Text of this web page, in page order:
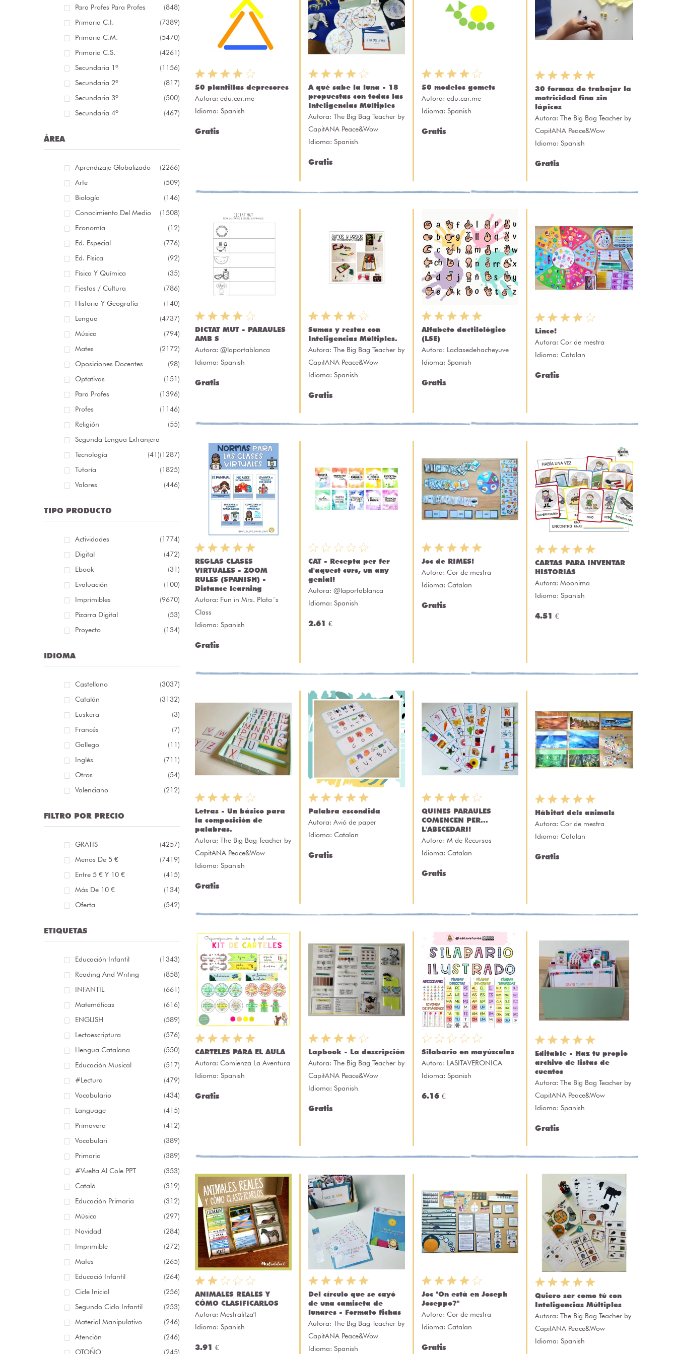
Para Profes Para Profes
(848)
Primaria C.I.
(7389)
Primaria C.M.
(5470)
Primaria C.S.
(4261)
Secundaria 1º
(1156)
Secundaria 2º
(817)
Secundaria 3º
(500)
Secundaria 4º
(467)
ÁREA
Aprendizaje Globalizado
(2266)
Arte
(509)
Biología
(146)
Conocimiento Del Medio
(1508)
Economía
(12)
Ed. Especial
(776)
Ed. Física
(92)
Física Y Química
(35)
Fiestas / Cultura
(786)
Historia Y Geografía
(140)
Lengua
(4737)
Música
(794)
Mates
(2172)
Oposiciones Docentes
(98)
Optativas
(151)
Para Profes
(1396)
Profes
(1146)
Religión
(55)
Segunda Lengua Extranjera
(1287)
Tecnología
(41)
Tutoría
(1825)
Valores
(446)
TIPO PRODUCTO
Actividades
(1774)
Digital
(472)
Ebook
(31)
Evaluación
(100)
Imprimibles
(9670)
Pizarra Digital
(53)
Proyecto
(134)
IDIOMA
Castellano
(3037)
Catalán
(3132)
Euskera
(3)
Francés
(7)
Gallego
(11)
Inglés
(711)
Otros
(54)
Valenciano
(212)
FILTRO POR PRECIO
GRATIS
(4257)
Menos De 5 €
(7419)
Entre 5 € Y 10 €
(415)
Más De 10 €
(134)
Oferta
(542)
ETIQUETAS
Educación Infantil
(1343)
Reading And Writing
(858)
INFANTIL
(661)
Matemáticas
(616)
ENGLISH
(589)
Lectoescriptura
(576)
Llengua Catalana
(550)
Educación Musical
(517)
#lectura
(479)
Vocabulario
(434)
Language
(415)
Primavera
(412)
Vocabulari
(389)
Primaria
(389)
#Vuelta Al Cole PPT
(353)
Català
(319)
Educación Primaria
(312)
Música
(297)
Navidad
(284)
Imprimible
(272)
Mates
(265)
Educació Infantil
(264)
Cicle Inicial
(256)
Segundo Ciclo Infantil
(253)
Material Manipulativo
(246)
Atención
(246)
OTOÑO
(245)
50 plantillas depresores
Autora: edu.car.me
Idioma: Spanish
Gratis
A qué sabe la luna - 18
propuestas con todas las
Inteligencias Múltiples
Autora: The Big Bag Teacher by
CapitANA Peace&Wow
Idioma: Spanish
Gratis
50 modelos gomets
Autora: edu.car.me
Idioma: Spanish
Gratis
30 formas de trabajar la
motricidad fina sin
lápices
Autora: The Big Bag Teacher by
CapitANA Peace&Wow
Idioma: Spanish
Gratis
DICTAT MUT - PARAULES
AMB S
Autora: @laportablanca
Idioma: Spanish
Gratis
Sumas y restas con
Inteligencias Múltiples.
Autora: The Big Bag Teacher by
CapitANA Peace&Wow
Idioma: Spanish
Gratis
Alfabeto dactilológico
(LSE)
Autora: Laclasedehacheyuve
Idioma: Spanish
Gratis
Lince!
Autora: Cor de mestra
Idioma: Catalan
Gratis
REGLAS CLASES
VIRTUALES - ZOOM
RULES (SPANISH) -
Distance learning
Autora: Fun in Mrs. Plata´s
Class
Idioma: Spanish
Gratis
CAT - Recepta per fer
d'aquest curs, un any
genial!
Autora: @laportablanca
Idioma: Spanish
2.61 €
Joc de RIMES!
Autora: Cor de mestra
Idioma: Catalan
Gratis
CARTAS PARA INVENTAR
HISTORIAS
Autora: Moonima
Idioma: Spanish
4.51 €
Letras - Un básico para
la composición de
palabras.
Autora: The Big Bag Teacher by
CapitANA Peace&Wow
Idioma: Spanish
Gratis
Palabra escondida
Autora: Avió de paper
Idioma: Catalan
Gratis
QUINES PARAULES
COMENCEN PER...
L'ABECEDARI!
Autora: M de Recursos
Idioma: Catalan
Gratis
Hàbitat dels animals
Autora: Cor de mestra
Idioma: Catalan
Gratis
CARTELES PARA EL AULA
Autora: Comienza La Aventura
Idioma: Spanish
Gratis
Lapbook - La descripción
Autora: The Big Bag Teacher by
CapitANA Peace&Wow
Idioma: Spanish
Gratis
Silabario en mayúsculas
Autora: LASITAVERONICA
Idioma: Spanish
6.16 €
Editable - Haz tu propio
archivo de listas de
cuentos
Autora: The Big Bag Teacher by
CapitANA Peace&Wow
Idioma: Spanish
Gratis
ANIMALES REALES Y
CÓMO CLASIFICARLOS
Autora: Mestralitza't
Idioma: Spanish
3.91 €
Del círculo que se cayó
de una camiseta de
lunares - Formato fichas
Autora: The Big Bag Teacher by
CapitANA Peace&Wow
Idioma: Spanish
Joc "On està en Joseph
Joseppo?"
Autora: Cor de mestra
Idioma: Catalan
Gratis
Quiero ser como tú con
Inteligencias Múltiples
Autora: The Big Bag Teacher by
CapitANA Peace&Wow
Idioma: Spanish